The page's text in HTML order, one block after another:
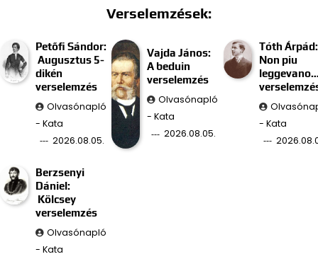
Verselemzések:
Petőfi Sándor:
Augusztus 5-
dikén
verselemzés
Olvasónapló
- Kata
2026.08.05.
Vajda János:
A beduin
verselemzés
Olvasónapló
- Kata
2026.08.05.
Tóth Árpád:
Non piu
- Kata
Berzsenyi
Dániel:
Kölcsey
verselemzés
Olvasónapló
- Kata